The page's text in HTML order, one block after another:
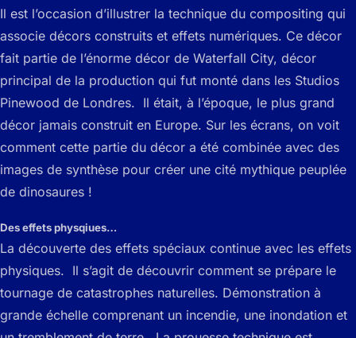
Il est l’occasion d’illustrer la technique du compositing qui
associe décors construits et effets numériques. Ce décor
fait partie de l’énorme décor de Waterfall City, décor
principal de la production qui fut monté dans les Studios
Pinewood de Londres. Il était, à l’époque, le plus grand
décor jamais construit en Europe. Sur les écrans, on voit
comment cette partie du décor a été combinée avec des
images de synthèse pour créer une cité mythique peuplée
de dinosaures !
Des effets physqiues…
La découverte des effets spéciaux continue avec les effets
physiques. Il s’agit de découvrir comment se prépare le
tournage de catastrophes naturelles. Démonstration à
grande échelle comprenant un incendie, une inondation et